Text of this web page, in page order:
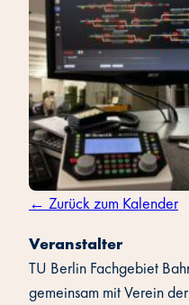
← Zurück zum Kalender
Veranstalter
TU Berlin Fachgebiet
gemeinsam mit Verein